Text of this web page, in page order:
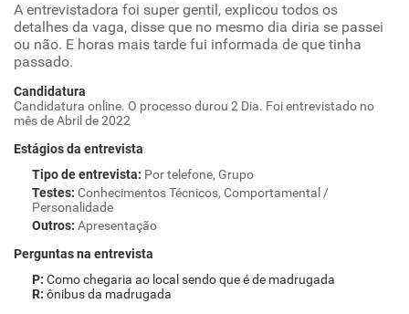
A entrevistadora foi super gentil, explicou todos os
detalhes da vaga, disse que no mesmo dia diria se passei
ou não. E horas mais tarde fui informada de que tinha
passado.
Candidatura
Candidatura online. O processo durou 2 Dia. Foi entrevistado no
mês de Abril de 2022
Estágios da entrevista
Tipo de entrevista: Por telefone, Grupo
Testes: Conhecimentos Técnicos, Comportamental /
Personalidade
Outros: Apresentação
Perguntas na entrevista
Como chegaria ao local sendo que é de madrugada
ônibus da madrugada